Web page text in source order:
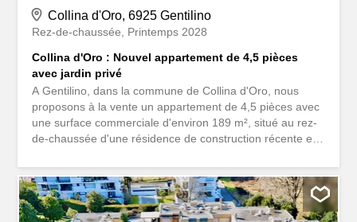
Collina d'Oro, 6925 Gentilino
Rez-de-chaussée
Printemps 2028
Collina d'Oro : Nouvel appartement de 4,5 pièces
avec jardin privé
A Gentilino, dans la commune de Collina d'Oro, nous
proposons à la vente un appartement de 4,5 pièces avec
une surface commerciale d'environ 189 m², situé au rez-
de-chaussée d'une résidence de construction récente et
réservé, à quelques pas du lac de Muzzano et à une
courte distance du centre de Lugano. La résidence fait
partie d'une propriété de près de 2 000 mètres carrés et
se compose de deux bâtiments indépendants conçus